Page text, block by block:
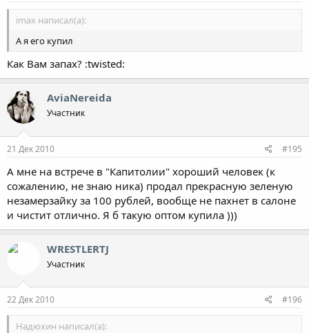
imax написал(а):
А я его купил
Как Вам запах? :twisted:
AviaNereida
Участник
21 Дек 2010 #195
А мне на встрече в "Капитолии" хороший человек (к
сожалению, не знаю ника) продал прекрасную зеленую
незамерзайку за 100 рублей, вообще не пахнет в салоне
и чистит отлично. Я б такую оптом купила )))
WRESTLERTJ
Участник
22 Дек 2010 #196
Надюхин написал(а):